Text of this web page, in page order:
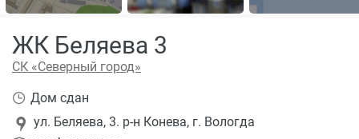
ЖК Беляева 3
СК «Северный город»
ул. Беляева, 3. р-н Конева, г. Вологда
Дом сдан